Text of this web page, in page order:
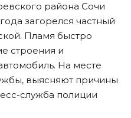
района Сочи
загорелся частный
Пламя быстро
строения и
На месте
выясняют причины
служба полиции